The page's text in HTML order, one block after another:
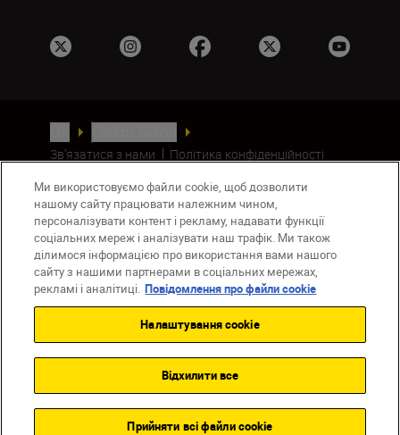
Зв’язатися з нами
Політика конфіденційності
Повідомлення про файли cookie
Налаштування Cookie
© 2026 Nikon
Back to top
Ми використовуємо файли cookie, щоб дозволити
нашому сайту працювати належним чином,
персоналізувати контент і рекламу, надавати функції
соціальних мереж і аналізувати наш трафік. Ми також
ділимося інформацією про використання вами нашого
сайту з нашими партнерами в соціальних мережах,
рекламі і аналітиці. Повідомлення про файли cookie
Налаштування cookie
Відхилити все
Прийняти всі файли сookie